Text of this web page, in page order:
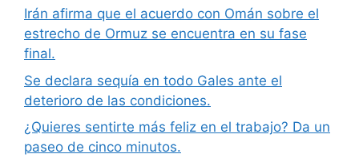
Irán afirma que el acuerdo con Omán sobre el
estrecho de Ormuz se encuentra en su fase
final.
Se declara sequía en todo Gales ante el
deterioro de las condiciones.
¿Quieres sentirte más feliz en el trabajo? Da un
paseo de cinco minutos.